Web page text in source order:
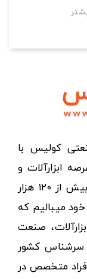
کولیس با
در عرصه ابزارآلات و
کالاهای صنعتی توانسته مورد اعتماد بیش از ۱۲۰ هزار
خود میبالیم که
صنعت
کشور
متخصص در